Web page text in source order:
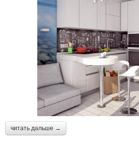
читать дальше →